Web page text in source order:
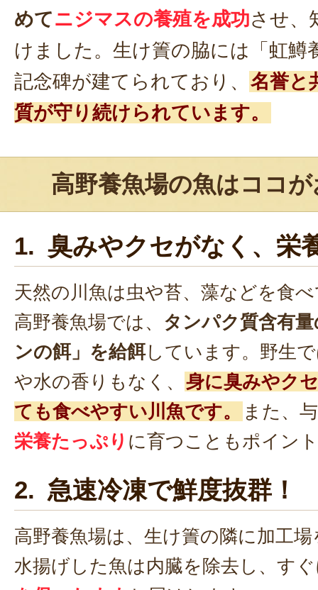
めてニジマスの養殖を成功させ、
けました。生け簀の脇には「虹鱒
記念碑が建てられており、 名誉と
質が守り続けられています。
高野養魚場の魚はココ
1. 臭みやクセがなく、栄
天然の川魚は虫や苔、藻などを食
高野養魚場では、 タンパク質含有
ンの餌」を給餌しています。野生
や水の香りもなく、 身に臭みやク
ても食べやすい川魚です。
また、
栄養たっぷり に育つこともポイン
2. 急速冷凍で鮮度抜群！
高野養魚場は、生け簀の隣に加工
水揚げした魚は内臓を除去し、す